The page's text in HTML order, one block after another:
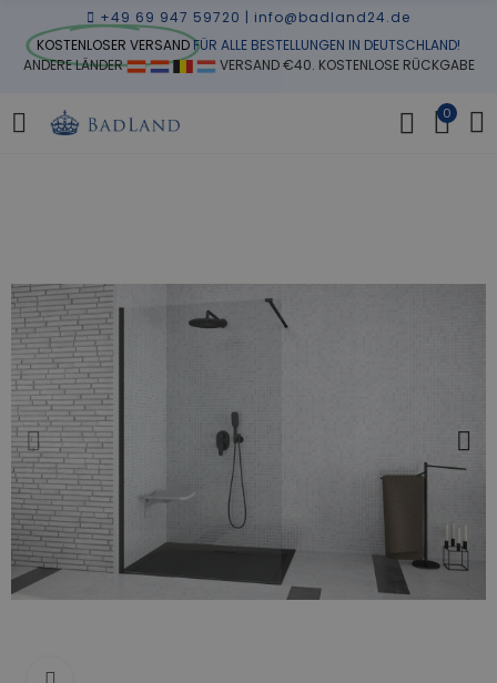
+49 69 947 59720 | info@badland24.de
KOSTENLOSER VERSANDFÜR ALLE BESTELLUNGEN IN DEUTSCHLAND!
ANDERE LÄNDER
VERSAND €40. KOSTENLOSE RÜCKGABE
0